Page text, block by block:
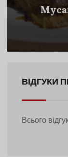
ВІДГУКИ
Всього